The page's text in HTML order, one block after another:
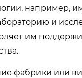
например,
и
им
фабрики или